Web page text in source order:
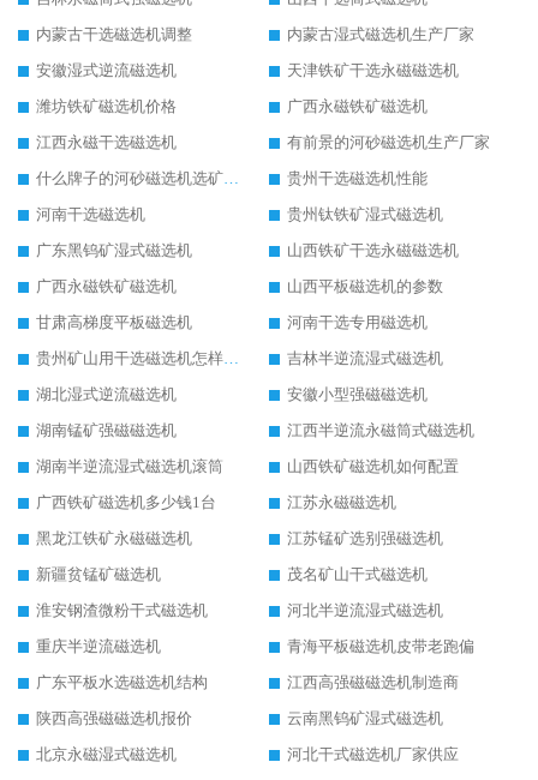
内蒙古干选磁选机调整
内蒙古湿式磁选机生产厂家
安徽湿式逆流磁选机
天津铁矿干选永磁磁选机
潍坊铁矿磁选机价格
广西永磁铁矿磁选机
江西永磁干选磁选机
有前景的河砂磁选机生产厂家
什么牌子的河砂磁选机选矿效果好
贵州干选磁选机性能
河南干选磁选机
贵州钛铁矿湿式磁选机
广东黑钨矿湿式磁选机
山西铁矿干选永磁磁选机
广西永磁铁矿磁选机
山西平板磁选机的参数
甘肃高梯度平板磁选机
河南干选专用磁选机
贵州矿山用干选磁选机怎样调磁
吉林半逆流湿式磁选机
湖北湿式逆流磁选机
安徽小型强磁磁选机
湖南锰矿强磁磁选机
江西半逆流永磁筒式磁选机
湖南半逆流湿式磁选机滚筒
山西铁矿磁选机如何配置
广西铁矿磁选机多少钱1台
江苏永磁磁选机
黑龙江铁矿永磁磁选机
江苏锰矿选别强磁选机
新疆贫锰矿磁选机
茂名矿山干式磁选机
淮安钢渣微粉干式磁选机
河北半逆流湿式磁选机
重庆半逆流磁选机
青海平板磁选机皮带老跑偏
广东平板水选磁选机结构
江西高强磁磁选机制造商
陕西高强磁磁选机报价
云南黑钨矿湿式磁选机
北京永磁湿式磁选机
河北干式磁选机厂家供应